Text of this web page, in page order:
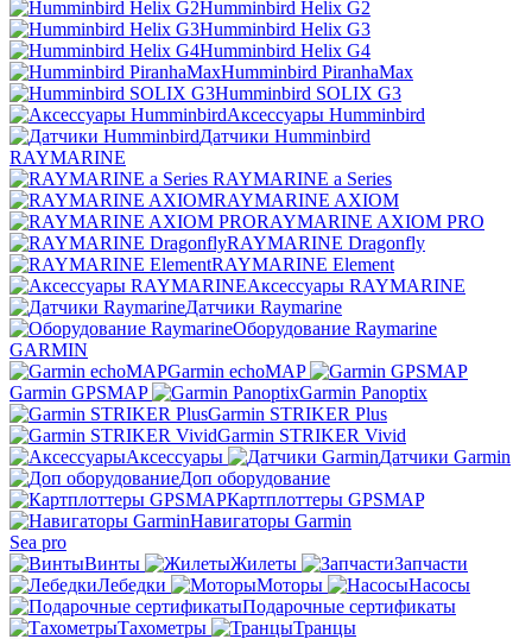
Humminbird Helix G2
Humminbird Helix G3
Humminbird Helix G4
Humminbird PiranhaMax
Humminbird SOLIX G3
Аксессуары Humminbird
Датчики Humminbird
RAYMARINE
RAYMARINE a Series
RAYMARINE AXIOM
RAYMARINE AXIOM PRO
RAYMARINE Dragonfly
RAYMARINE Element
Аксессуары RAYMARINE
Датчики Raymarine
Оборудование Raymarine
GARMIN
Garmin echoMAP
Garmin GPSMAP
Garmin Panoptix
Garmin STRIKER Plus
Garmin STRIKER Vivid
Аксессуары
Датчики Garmin
Доп оборудование
Картплоттеры GPSMAP
Навигаторы Garmin
Sea pro
Винты
Жилеты
Запчасти
Лебедки
Моторы
Насосы
Подарочные сертификаты
Тахометры
Транцы